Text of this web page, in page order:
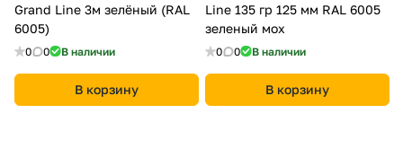
Grand Line 3м зелёный (RAL
6005)
0 0 В наличии
В корзину
Line 135 гр 125 мм RAL 6005
зеленый мох
0 0 В наличии
В корзину